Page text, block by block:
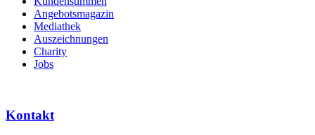
Angebotsmagazin
Mediathek
Auszeichnungen
Charity
Jobs
Kontakt